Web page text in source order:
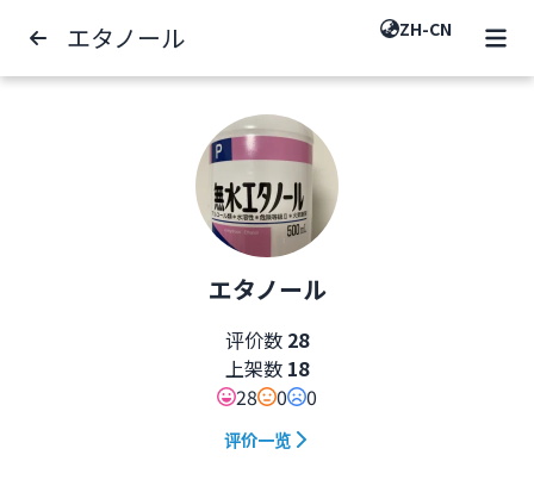
エタノール ZH-CN
エタノール
评价数 28
上架数 18
28
0 0
评价一览